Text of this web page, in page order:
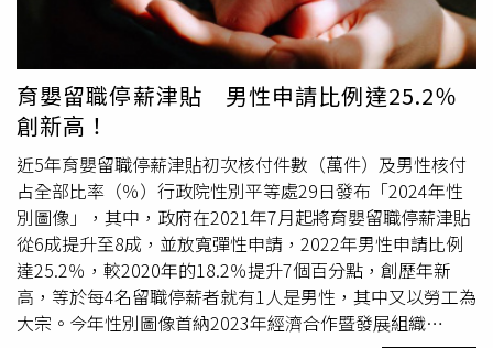
部資料，現在出生的女性要到74歲才能達到薪資平等，呼籲
盡速建立薪資透明化機制。范雲提到，針對職家平衡，希望
推動彈性育嬰假、針對雙親請滿育嬰假就再多給一個月育嬰
津貼等；她也呼應托盟的倡議、提出彈性的親職假制度，可
以日或小時為單位、並用到小孩滿八歲，協助育兒家長。托
育及就業政策催生聯盟的黃喬鈴發言人表示，「擴充公共托
育服務」配搭「彈性育嬰假」是國際上的做法，希望勞動部
能提出應對方案，保障家長兼顧工作與育兒的權利。臺灣護
理產業工會羅運生理事長說明，衛福部雖已公佈三班護病
比，但獎勵規則模糊、缺乏逐步推動策略、未見政府或醫院
引領標竿的精神，期望衛福部盡速規畫三班護病比立法。至
於非典型工作者勞權，范雲指出，政府應提供更完善的法制
育嬰留職停薪津貼 男性申請比例達25.2％
創新高！
近5年育嬰留職停薪津貼初次核付件數（萬件）及男性核付
占全部比率（％）行政院性別平等處29日發布「2024年性
別圖像」，其中，政府在2021年7月起將育嬰留職停薪津貼
從6成提升至8成，並放寬彈性申請，2022年男性申請比例
達25.2％，較2020年的18.2％提升7個百分點，創歷年新
高，等於每4名留職停薪者就有1人是男性，其中又以勞工為
大宗。今年性別圖像首納2023年經濟合作暨發展組織